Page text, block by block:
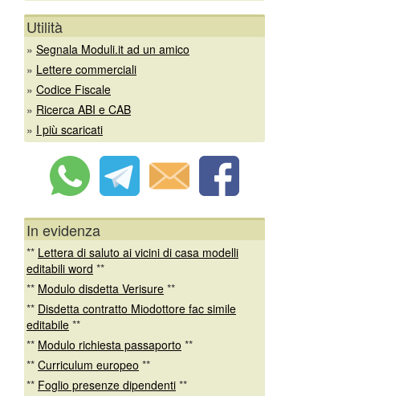
Utilità
» Segnala Moduli.it ad un amico
» Lettere commerciali
» Codice Fiscale
» Ricerca ABI e CAB
» I più scaricati
In evidenza
** Lettera di saluto ai vicini di casa modelli
editabili word **
** Modulo disdetta Verisure **
** Disdetta contratto Miodottore fac simile
editabile **
** Modulo richiesta passaporto **
** Curriculum europeo **
** Foglio presenze dipendenti **